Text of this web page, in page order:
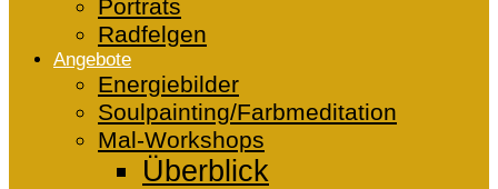
Porträts
Radfelgen
Angebote
Energiebilder
Soulpainting/Farbmeditation
Mal-Workshops
Überblick